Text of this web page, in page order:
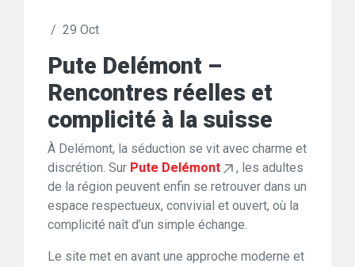
/ 29 Oct
Pute Delémont –
Rencontres réelles et
complicité à la suisse
À Delémont, la séduction se vit avec charme et
discrétion. Sur Pute Delémont
, les adultes
de la région peuvent enfin se retrouver dans un
espace respectueux, convivial et ouvert, où la
complicité naît d’un simple échange.
Le site met en avant une approche moderne et